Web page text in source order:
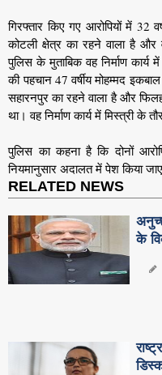
गिरफ्तार किए गए आरोपियों में 32
कोटली क्षेत्र का रहने वाला है और
पुलिस के मुताबिक वह निर्माण
की पहचान 47 वर्षीय मोहम्मद
सहारनपुर का रहने वाला है और
था। वह निर्माण कार्य में मिस्त्री के
पुलिस का कहना है कि दोनों
नियमानुसार अदालत में पेश किया
RELATED NEWS
के